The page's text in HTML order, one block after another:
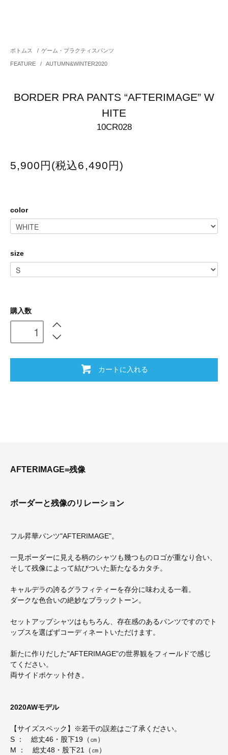
ボトムス / ゲーム・プラクティスパンツ
FEATURE / AUTUMN&WINTER2020
BORDER PRA PANTS “AFTERIMAGE” W
HITE
10CR028
5,900円(税込6,490円)
color
size
購入数
カートに入れる
AFTERIMAGE=残像
ボーダーと残像のリレーション
フル昇華パンツ"AFTERIMAGE"。
一見ボーダーに見える柄のシャツも幾つものロゴが重なり合い、
そして残像によって結びついた新たなるカタチ。
キャルデラの誇るグラフィティーを存分に味わえる一着。
ダークな色合いの絶妙なブラックトーン。
セットアップシャツはもちろん、存在感のあるパンツですのでト
ップスを選ばずコーディネートいただけます。
新たに作りだした"AFTERIMAGE"の世界観をフィールドで感じ
てください。
両サイドポケット付き。
2020AWモデル
【サイズスペック】※若干の誤差はご了承ください。
S ： 総丈46・股下19（㎝）
M ： 総丈48・股下21（㎝）